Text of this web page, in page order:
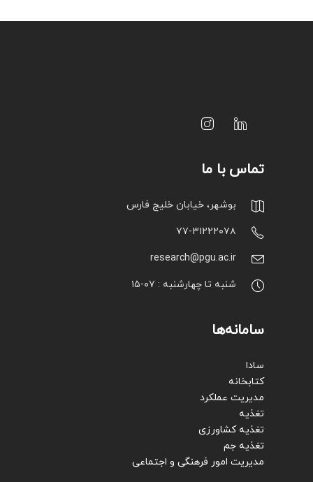
تماس با ما
بوشهر، خیابان خلیج فارس
۷۷-۳۱۲۲۲۰۷۸
research@pgu.ac.ir
شنبه تا چهارشنبه : ۰۷-۱۵
سامانه‌ها
سادا
کتابخانه
مدیریت عملکرد
تغذیه
تغذیه کشاورزی
تغذیه جم
مدیریت امور فرهنگی و اجتماعی